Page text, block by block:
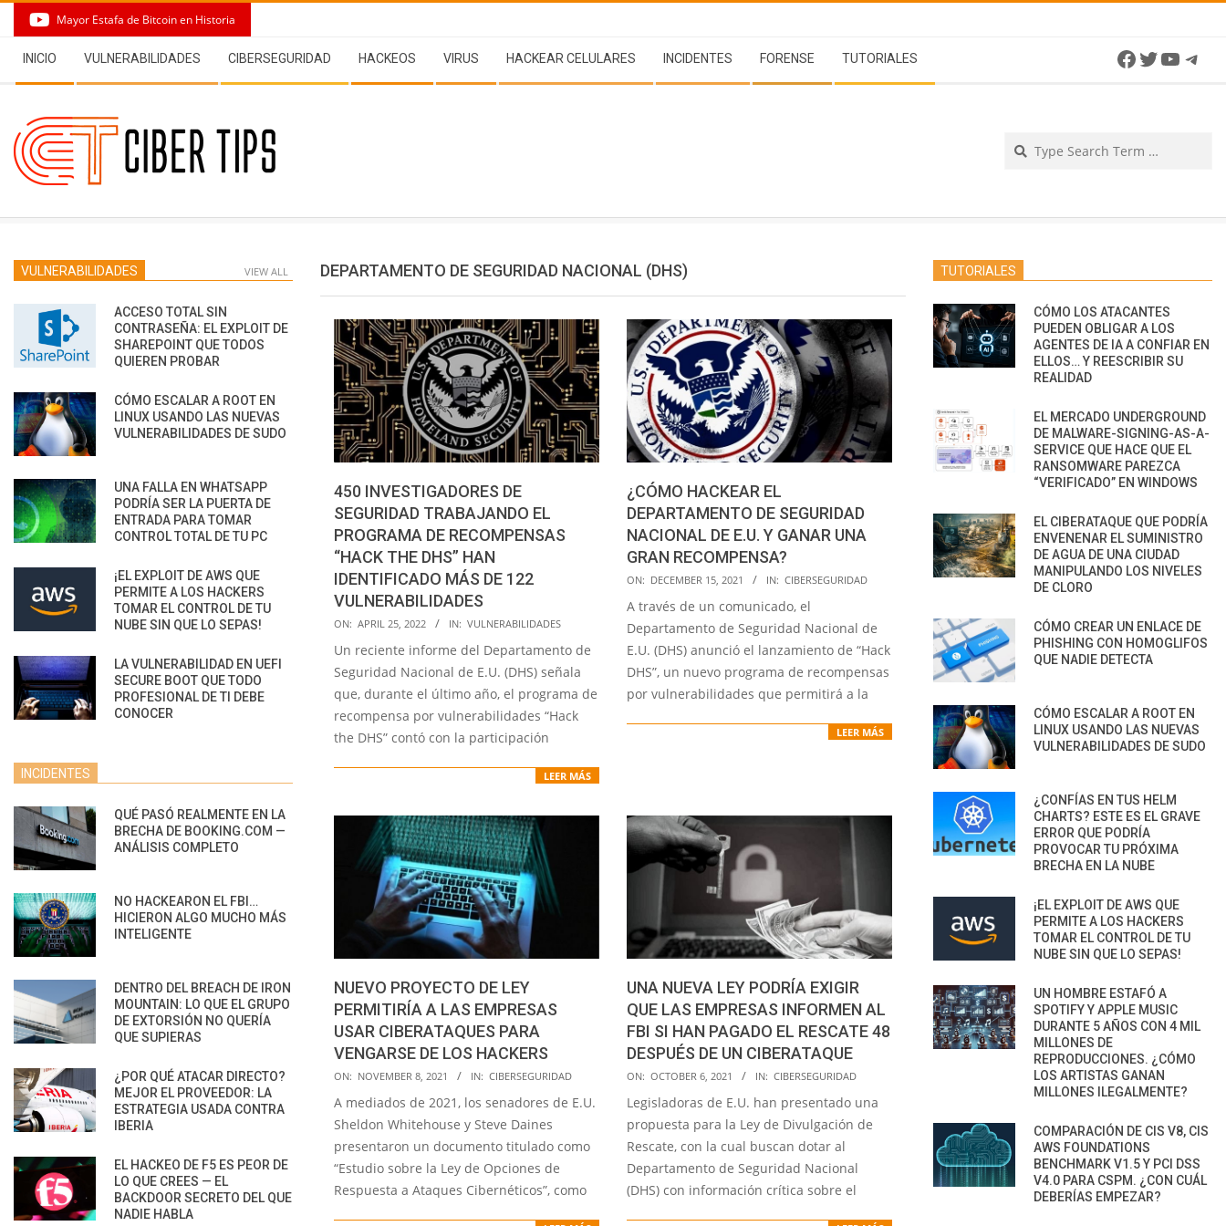
content
Mayor Estafa de Bitcoin en Historia
Navigation
Menu
INICIO VULNERABILIDADES CIBERSEGURIDAD HACKEOS VIRUS HACKEAR CELULARES INCIDENTES FORENSE TUTORIALES Facebook
Twitter
DEPARTAMENTO DE SEGURIDAD NACIONAL (DHS)
450 INVESTIGADORES DE
SEGURIDAD TRABAJANDO EL
PROGRAMA DE RECOMPENSAS
“HACK THE DHS” HAN
IDENTIFICADO MÁS DE 122
VULNERABILIDADES
2022-
04-
25
ON: APRIL 25, 2022 IN: VULNERABILIDADES
Un reciente informe del Departamento de
Seguridad Nacional de E.U. (DHS) señala
que, durante el último año, el programa de
recompensa por vulnerabilidades “Hack
the DHS” contó con la participación
LEER MÁS
¿CÓMO HACKEAR EL
DEPARTAMENTO DE SEGURIDAD
NACIONAL DE E.U. Y GANAR UNA
GRAN RECOMPENSA?
2021-
12-
15
ON: DECEMBER 15, 2021 IN: CIBERSEGURIDAD
A través de un comunicado, el
Departamento de Seguridad Nacional de
E.U. (DHS) anunció el lanzamiento de “Hack
DHS”, un nuevo programa de recompensas
por vulnerabilidades que permitirá a la
LEER MÁS
NUEVO PROYECTO DE LEY
PERMITIRÍA A LAS EMPRESAS
USAR CIBERATAQUES PARA
VENGARSE DE LOS HACKERS
2021-
11-
08
ON: NOVEMBER 8, 2021 IN: CIBERSEGURIDAD
A mediados de 2021, los senadores de E.U.
Sheldon Whitehouse y Steve Daines
presentaron un documento titulado como
“Estudio sobre la Ley de Opciones de
Respuesta a Ataques Cibernéticos”, como
UNA NUEVA LEY PODRÍA EXIGIR
QUE LAS EMPRESAS INFORMEN AL
FBI SI HAN PAGADO EL RESCATE 48
DESPUÉS DE UN CIBERATAQUE
2021-
10-
06
ON: OCTOBER 6, 2021 IN: CIBERSEGURIDAD
Legisladoras de E.U. han presentado una
propuesta para la Ley de Divulgación de
Rescate, con la cual buscan dotar al
Departamento de Seguridad Nacional
(DHS) con información crítica sobre el
VULNERABILIDADES VIEW ALL
ACCESO TOTAL SIN
CONTRASEÑA: EL EXPLOIT DE
SHAREPOINT QUE TODOS
QUIEREN PROBAR
CÓMO ESCALAR A ROOT EN
LINUX USANDO LAS NUEVAS
VULNERABILIDADES DE SUDO
UNA FALLA EN WHATSAPP
PODRÍA SER LA PUERTA DE
ENTRADA PARA TOMAR
CONTROL TOTAL DE TU PC
¡EL EXPLOIT DE AWS QUE
PERMITE A LOS HACKERS
TOMAR EL CONTROL DE TU
NUBE SIN QUE LO SEPAS!
LA VULNERABILIDAD EN UEFI
SECURE BOOT QUE TODO
PROFESIONAL DE TI DEBE
CONOCER
INCIDENTES
QUÉ PASÓ REALMENTE EN LA
BRECHA DE BOOKING.COM —
ANÁLISIS COMPLETO
NO HACKEARON EL FBI…
HICIERON ALGO MUCHO MÁS
INTELIGENTE
DENTRO DEL BREACH DE IRON
MOUNTAIN: LO QUE EL GRUPO
DE EXTORSIÓN NO QUERÍA
QUE SUPIERAS
¿POR QUÉ ATACAR DIRECTO?
MEJOR EL PROVEEDOR: LA
ESTRATEGIA USADA CONTRA
IBERIA
EL HACKEO DE F5 ES PEOR DE
LO QUE CREES — EL
BACKDOOR SECRETO DEL QUE
NADIE HABLA
TUTORIALES
CÓMO LOS ATACANTES
PUEDEN OBLIGAR A LOS
AGENTES DE IA A CONFIAR EN
ELLOS… Y REESCRIBIR SU
REALIDAD
EL MERCADO UNDERGROUND
DE MALWARE-SIGNING-AS-A-
SERVICE QUE HACE QUE EL
RANSOMWARE PAREZCA
“VERIFICADO” EN WINDOWS
EL CIBERATAQUE QUE PODRÍA
ENVENENAR EL SUMINISTRO
DE AGUA DE UNA CIUDAD
MANIPULANDO LOS NIVELES
DE CLORO
CÓMO CREAR UN ENLACE DE
PHISHING CON HOMOGLIFOS
QUE NADIE DETECTA
CÓMO ESCALAR A ROOT EN
LINUX USANDO LAS NUEVAS
VULNERABILIDADES DE SUDO
¿CONFÍAS EN TUS HELM
CHARTS? ESTE ES EL GRAVE
ERROR QUE PODRÍA
PROVOCAR TU PRÓXIMA
BRECHA EN LA NUBE
¡EL EXPLOIT DE AWS QUE
PERMITE A LOS HACKERS
TOMAR EL CONTROL DE TU
NUBE SIN QUE LO SEPAS!
UN HOMBRE ESTAFÓ A
SPOTIFY Y APPLE MUSIC
DURANTE 5 AÑOS CON 4 MIL
MILLONES DE
REPRODUCCIONES. ¿CÓMO
LOS ARTISTAS GANAN
MILLONES ILEGALMENTE?
COMPARACIÓN DE CIS V8, CIS
AWS FOUNDATIONS
BENCHMARK V1.5 Y PCI DSS
V4.0 PARA CSPM. ¿CON CUÁL
DEBERÍAS EMPEZAR?